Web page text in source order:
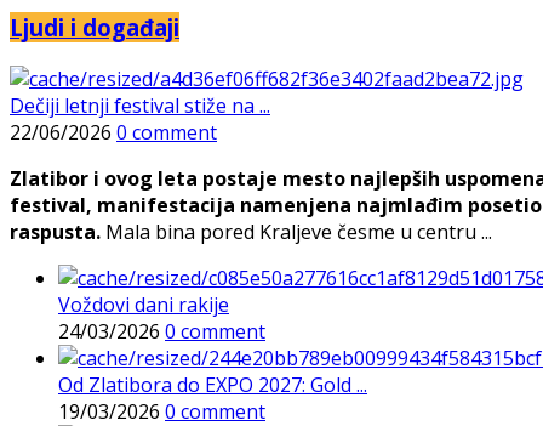
Ljudi i događaji
Dečiji letnji festival stiže na ...
22/06/2026 0 comment
Zlatibor i ovog leta postaje mesto najlepših
festival, manifestacija namenjena najmlađim
raspusta. Mala bina pored Kraljeve česme u centru ...
Voždovi dani rakije
24/03/2026 0 comment
Od Zlatibora do EXPO 2027: Gold ...
19/03/2026 0 comment